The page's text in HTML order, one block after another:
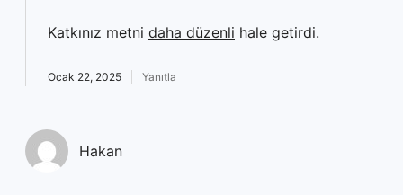
Katkınız metni daha düzenli hale getirdi.
Ocak 22, 2025 Yanıtla
Hakan